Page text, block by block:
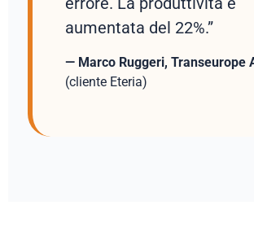
aumentata del 22%.”
— Marco Ruggeri, Transeurope
(cliente Eteria)